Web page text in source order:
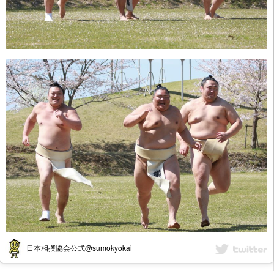
日本相撲協会公式@sumokyokai